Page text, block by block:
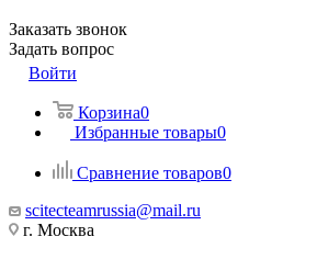
Заказать звонок
Задать вопрос
Войти
Корзина0
Избранные товары0
Сравнение товаров0
scitecteamrussia@mail.ru
г. Москва